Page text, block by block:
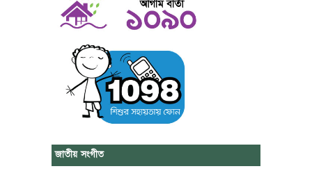
জাতীয় সংগীত